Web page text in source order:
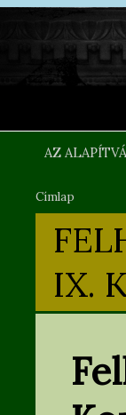
Ugrás a
FEJLEC
AZ
Jelenlegi
Címlap
IX.